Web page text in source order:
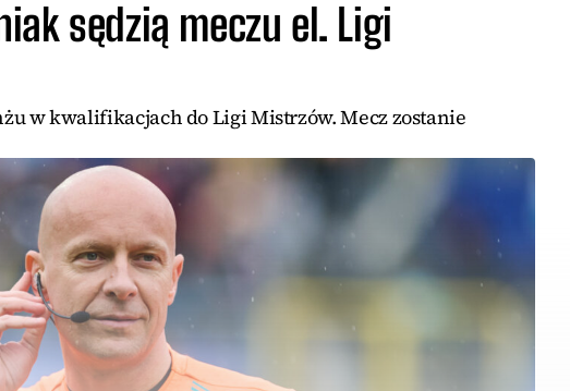
sędzią meczu el. Ligi
w kwalifikacjach do Ligi Mistrzów. Mecz zostanie